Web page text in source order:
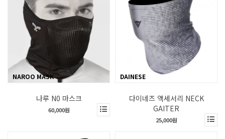
NAROO MASK
나루 N0 마스크
60,000원
DAINESE
다이네즈 액세서리 NECK
GAITER
25,000원